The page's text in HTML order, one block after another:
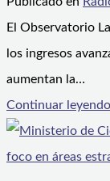
El Observatorio
los ingresos
aumentan la…
Continuar